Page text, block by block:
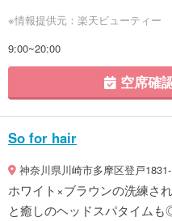
※情報提供元：楽天ビューティー
9:00~20:00
空席確
So for hair
神奈川県川崎市多摩区登戸
ホワイト×ブラウンの洗練さ
と癒しのヘッドスパタイム